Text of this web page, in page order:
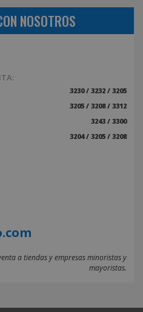
NOSOTROS
3230 / 3232 / 3205
3205 / 3208 / 3312
3243 / 3300
3204 / 3205 / 3208
a tiendas y empresas minoristas y
mayoristas.